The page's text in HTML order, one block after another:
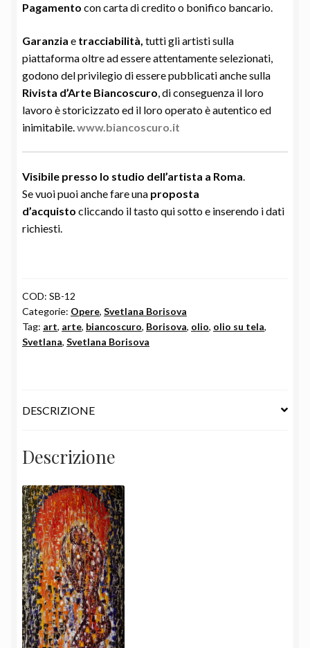
Pagamento con carta di credito o bonifico bancario.
Garanzia e tracciabilità, tutti gli artisti sulla
piattaforma oltre ad essere attentamente selezionati,
godono del privilegio di essere pubblicati anche sulla
Rivista d’Arte Biancoscuro, di conseguenza il loro
lavoro è storicizzato ed il loro operato è autentico ed
inimitabile.www.biancoscuro.it
Visibile presso lo studio dell’artista a Roma.
Se vuoi puoi anche fare una proposta
d’acquisto cliccando il tasto qui sotto e inserendo i dati
richiesti.
COD: SB-12
Categorie: Opere, Svetlana Borisova
Tag: art, arte, biancoscuro, Borisova, olio, olio su tela,
Svetlana, Svetlana Borisova
DESCRIZIONE
Descrizione